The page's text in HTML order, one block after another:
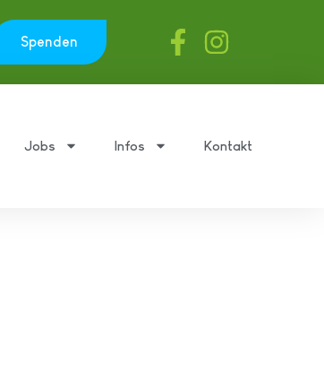
Spenden
Jobs Infos Kontakt